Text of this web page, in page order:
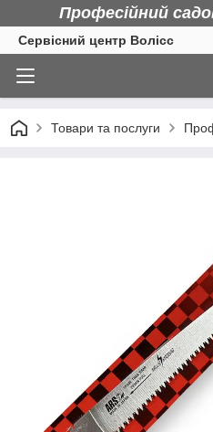
Професійний
Сервісний центр Волісс
Товари та послуги